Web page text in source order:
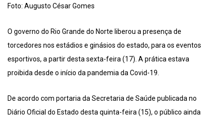
Foto: Augusto César Gomes
O governo do Rio Grande do Norte liberou a presença de
torcedores nos estádios e ginásios do estado, para os eventos
esportivos, a partir desta sexta-feira (17). A prática estava
proibida desde o início da pandemia da Covid-19.
De acordo com portaria da Secretaria de Saúde publicada no
Diário Oficial do Estado desta quinta-feira (15), o público ainda